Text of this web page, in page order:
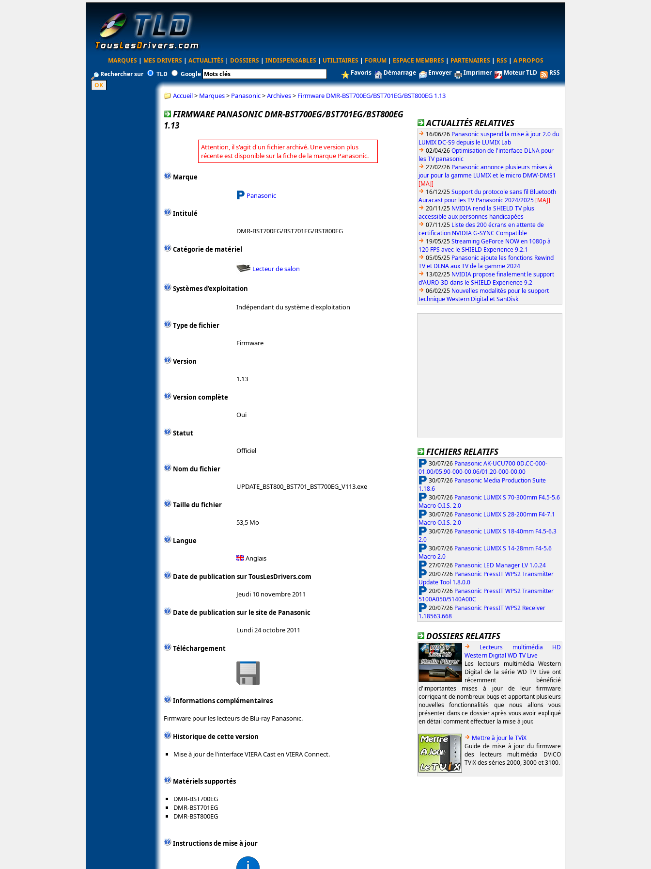
MARQUES | MES DRIVERS | ACTUALITÉS | DOSSIERS | INDISPENSABLES | UTILITAIRES | FORUM | ESPACE MEMBRES | PARTENAIRES | RSS | A PROPOS
Rechercher sur
TLD Google Favoris Démarrage Envoyer Imprimer Moteur TLD RSS
Accueil> Marques> Panasonic>Archives> Firmware DMR-BST700EG/BST701EG/BST800EG 1.13
FIRMWARE PANASONIC DMR-BST700EG/BST701EG/BST800EG
1.13
Attention, il s'agit d'un fichier archivé. Une version plus
récente est disponible sur la fiche de la marque Panasonic.
Marque
Panasonic
Intitulé
DMR-BST700EG/BST701EG/BST800EG
Catégorie de matériel
Lecteur de salon
Systèmes d'exploitation
Indépendant du système d'exploitation
Type de fichier
Firmware
Version
1.13
Version complète
Oui
Statut
Officiel
Nom du fichier
UPDATE_BST800_BST701_BST700EG_V113.exe
Taille du fichier
53,5 Mo
Langue
Anglais
Date de publication sur TousLesDrivers.com
Jeudi 10 novembre 2011
Date de publication sur le site de Panasonic
Lundi 24 octobre 2011
Téléchargement
Informations complémentaires
Firmware pour les lecteurs de Blu-ray Panasonic.
Historique de cette version
Mise à jour de l'interface VIERA Cast en VIERA Connect.
Matériels supportés
DMR-BST700EG
DMR-BST701EG
DMR-BST800EG
Instructions de mise à jour
ACTUALITÉS RELATIVES
16/06/26 Panasonic suspend la mise à jour 2.0 du
LUMIX DC-S9 depuis le LUMIX Lab
02/04/26Optimisation de l'interface DLNA pour
les TV panasonic
27/02/26 Panasonic annonce plusieurs mises à
jour pour la gamme LUMIX et le micro DMW-DMS1
[MAJ]
16/12/25Support du protocole sans fil Bluetooth
Auracast pour les TV Panasonic 2024/2025 [MAJ]
20/11/25 NVIDIA rend la SHIELD TV plus
accessible aux personnes handicapées
07/11/25 Liste des 200 écrans en attente de
certification NVIDIA G-SYNC Compatible
19/05/25Streaming GeForce NOW en 1080p à
120 FPS avec le SHIELD Experience 9.2.1
05/05/25 Panasonic ajoute les fonctions Rewind
TV et DLNA aux TV de la gamme 2024
13/02/25 NVIDIA propose finalement le support
d'AURO-3D dans le SHIELD Experience 9.2
06/02/25 Nouvelles modalités pour le support
technique Western Digital et SanDisk
FICHIERS RELATIFS
30/07/26 Panasonic AK-UCU700 0D.CC-000-
01.00/05.90-000-00.06/01.20-000-00.00
30/07/26 Panasonic Media Production Suite
1.18.6
30/07/26 Panasonic LUMIX S 70-300mm F4.5-5.6
Macro O.I.S. 2.0
30/07/26 Panasonic LUMIX S 28-200mm F4-7.1
Macro O.I.S. 2.0
30/07/26 Panasonic LUMIX S 18-40mm F4.5-6.3
2.0
30/07/26 Panasonic LUMIX S 14-28mm F4-5.6
Macro 2.0
27/07/26 Panasonic LED Manager LV 1.0.24
20/07/26 Panasonic PressIT WPS2 Transmitter
Update Tool 1.8.0.0
20/07/26 Panasonic PressIT WPS2 Transmitter
5100A050/5140A00C
20/07/26 Panasonic PressIT WPS2 Receiver
1.18563.668
DOSSIERS RELATIFS
Lecteurs multimédia HD
Western Digital WD TV Live
Les lecteurs multimédia Western
Digital de la série WD TV Live ont
récemment bénéficié
d'importantes mises à jour de leur firmware
corrigeant de nombreux bugs et apportant plusieurs
nouvelles fonctionnalités que nous allons vous
présenter dans ce dossier après vous avoir expliqué
en détail comment effectuer la mise à jour.
Mettre à jour le TViX
Guide de mise à jour du firmware
des lecteurs multimédia DViCO
TViX des séries 2000, 3000 et 3100.